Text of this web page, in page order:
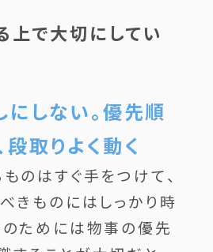
上で大切にしてい
にしない。優先順
取りよく動く
のはすぐ手をつけて、
きものにはしっかり時
のためには物事の優先